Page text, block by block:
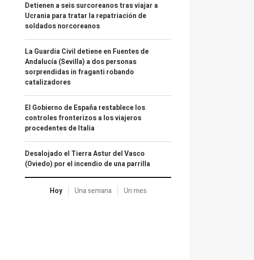
Detienen a seis surcoreanos tras viajar a
Ucrania para tratar la repatriación de
soldados norcoreanos
La Guardia Civil detiene en Fuentes de
Andalucía (Sevilla) a dos personas
sorprendidas in fraganti robando
catalizadores
El Gobierno de España restablece los
controles fronterizos a los viajeros
procedentes de Italia
Desalojado el Tierra Astur del Vasco
(Oviedo) por el incendio de una parrilla
Hoy Una semana Un mes